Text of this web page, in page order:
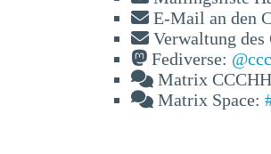
E-Mail an den
Verwaltung des
Fediverse:
Matrix
Matrix Space: